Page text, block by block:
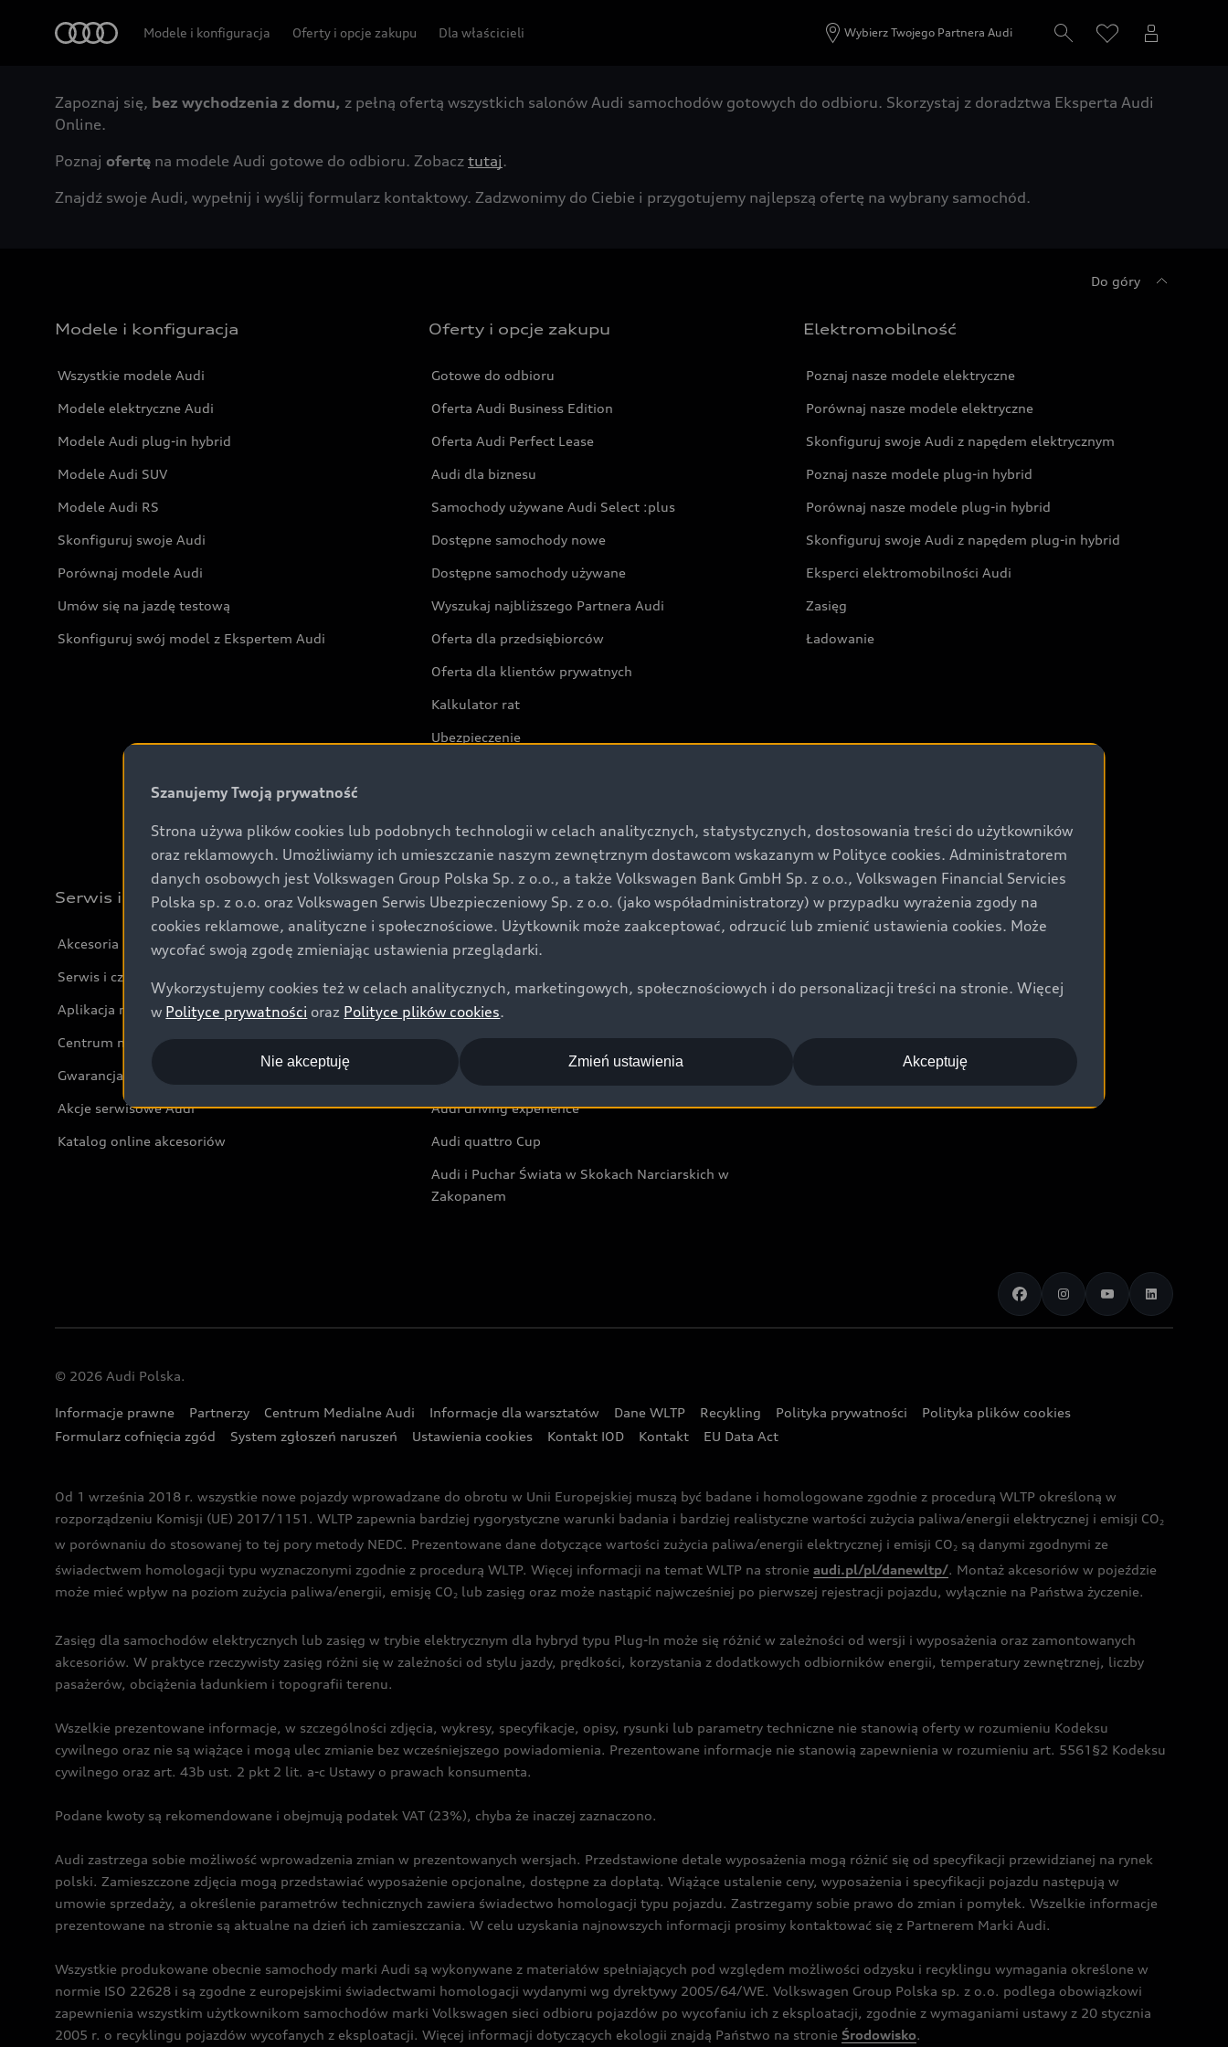
Modele i konfiguracja Oferty i opcje zakupu Dla właścicieli Wybierz Twojego Partnera Audi
Zapoznaj się, bez wychodzenia z domu, z pełną ofertą wszystkich salonów Audi samochodów gotowych do odbioru. Skorzystaj z doradztwa Eksperta Audi
Online.
Poznaj ofertę na modele Audi gotowe do odbioru. Zobacz tutaj.
Znajdź swoje Audi, wypełnij i wyślij formularz kontaktowy. Zadzwonimy do Ciebie i przygotujemy najlepszą ofertę na wybrany samochód.
Do góry
Modele i konfiguracja
Wszystkie modele Audi
Modele elektryczne Audi
Modele Audi plug-in hybrid
Modele Audi SUV
Modele Audi RS
Skonfiguruj swoje Audi
Porównaj modele Audi
Umów się na jazdę testową
Skonfiguruj swój model z Ekspertem Audi
Oferty i opcje zakupu
Gotowe do odbioru
Oferta Audi Business Edition
Oferta Audi Perfect Lease
Audi dla biznesu
Samochody używane Audi Select :plus
Dostępne samochody nowe
Dostępne samochody używane
Wyszukaj najbliższego Partnera Audi
Oferta dla przedsiębiorców
Oferta dla klientów prywatnych
Kalkulator rat
Ubezpieczenie
Audi exclusive
Elektromobilność
Poznaj nasze modele elektryczne
Porównaj nasze modele elektryczne
Skonfiguruj swoje Audi z napędem elektrycznym
Poznaj nasze modele plug-in hybrid
Porównaj nasze modele plug-in hybrid
Skonfiguruj swoje Audi z napędem plug-in hybrid
Eksperci elektromobilności Audi
Zasięg
Ładowanie
Serwis i akcesoria
Akcesoria
Serwis i części
Aplikacja myAudi i usługi cyfrowe
Centrum napraw powypadkowych
Gwarancja
Akcje serwisowe Audi
Katalog online akcesoriów
Świat Audi
Aktualności i historie postępu
Audi Nuvolari
Audi Sport Festiwal
Audi i Muzeum Sztuki Nowoczesnej w Warszawie
Audi driving experience
Audi quattro Cup
Audi i Puchar Świata w Skokach Narciarskich w
Zakopanem
© 2026 Audi Polska.
Informacje prawne Partnerzy Centrum Medialne Audi Informacje dla warsztatów Dane WLTP Recykling Polityka prywatności
Polityka plików cookies
Formularz cofnięcia zgód
System zgłoszeń naruszeń Ustawienia cookies Kontakt IOD Kontakt EU Data Act
Od 1 września 2018 r. wszystkie nowe pojazdy wprowadzane do obrotu w Unii Europejskiej muszą być badane i homologowane zgodnie z procedurą WLTP określoną w
rozporządzeniu Komisji (UE) 2017/1151. WLTP zapewnia bardziej rygorystyczne warunki badania i bardziej realistyczne wartości zużycia paliwa/energii elektrycznej i emisji CO2
w porównaniu do stosowanej to tej pory metody NEDC. Prezentowane dane dotyczące wartości zużycia paliwa/energii elektrycznej i emisji CO2 są danymi zgodnymi ze
świadectwem homologacji typu wyznaczonymi zgodnie z procedurą WLTP. Więcej informacji na temat WLTP na stronie audi.pl/pl/danewltp/. Montaż akcesoriów w pojeździe
może mieć wpływ na poziom zużycia paliwa/energii, emisję CO2 lub zasięg oraz może nastąpić najwcześniej po pierwszej rejestracji pojazdu, wyłącznie na Państwa życzenie.
Zasięg dla samochodów elektrycznych lub zasięg w trybie elektrycznym dla hybryd typu Plug-In może się różnić w zależności od wersji i wyposażenia oraz zamontowanych
akcesoriów. W praktyce rzeczywisty zasięg różni się w zależności od stylu jazdy, prędkości, korzystania z dodatkowych odbiorników energii, temperatury zewnętrznej, liczby
pasażerów, obciążenia ładunkiem i topografii terenu.
Wszelkie prezentowane informacje, w szczególności zdjęcia, wykresy, specyfikacje, opisy, rysunki lub parametry techniczne nie stanowią oferty w rozumieniu Kodeksu
cywilnego oraz nie są wiążące i mogą ulec zmianie bez wcześniejszego powiadomienia. Prezentowane informacje nie stanowią zapewnienia w rozumieniu art. 5561§2 Kodeksu
cywilnego oraz art. 43b ust. 2 pkt 2 lit. a-c Ustawy o prawach konsumenta.
Podane kwoty są rekomendowane i obejmują podatek VAT (23%), chyba że inaczej zaznaczono.
Audi zastrzega sobie możliwość wprowadzenia zmian w prezentowanych wersjach. Przedstawione detale wyposażenia mogą różnić się od specyfikacji przewidzianej na rynek
polski. Zamieszczone zdjęcia mogą przedstawiać wyposażenie opcjonalne, dostępne za dopłatą. Wiążące ustalenie ceny, wyposażenia i specyfikacji pojazdu następują w
umowie sprzedaży, a określenie parametrów technicznych zawiera świadectwo homologacji typu pojazdu. Zastrzegamy sobie prawo do zmian i pomyłek. Wszelkie informacje
prezentowane na stronie są aktualne na dzień ich zamieszczania. W celu uzyskania najnowszych informacji prosimy kontaktować się z Partnerem Marki Audi.
Wszystkie produkowane obecnie samochody marki Audi są wykonywane z materiałów spełniających pod względem możliwości odzysku i recyklingu wymagania określone w
normie ISO 22628 i są zgodne z europejskimi świadectwami homologacji wydanymi wg dyrektywy 2005/64/WE. Volkswagen Group Polska sp. z o.o. podlega obowiązkowi
zapewnienia wszystkim użytkownikom samochodów marki Volkswagen sieci odbioru pojazdów po wycofaniu ich z eksploatacji, zgodnie z wymaganiami ustawy z 20 stycznia
2005 r. o recyklingu pojazdów wycofanych z eksploatacji. Więcej informacji dotyczących ekologii znajdą Państwo na stronie Środowisko.
Szanujemy Twoją prywatność
Strona używa plików cookies lub podobnych technologii w celach analitycznych, statystycznych, dostosowania treści do użytkowników
oraz reklamowych. Umożliwiamy ich umieszczanie naszym zewnętrznym dostawcom wskazanym w Polityce cookies. Administratorem
danych osobowych jest Volkswagen Group Polska Sp. z o.o., a także Volkswagen Bank GmbH Sp. z o.o., Volkswagen Financial Servicies
Polska sp. z o.o. oraz Volkswagen Serwis Ubezpieczeniowy Sp. z o.o. (jako współadministratorzy) w przypadku wyrażenia zgody na
cookies reklamowe, analityczne i społecznościowe. Użytkownik może zaakceptować, odrzucić lub zmienić ustawienia cookies. Może
wycofać swoją zgodę zmieniając ustawienia przeglądarki.
Wykorzystujemy cookies też w celach analitycznych, marketingowych, społecznościowych i do personalizacji treści na stronie. Więcej
w Polityce prywatności oraz Polityce plików cookies.
Akceptuję
Nie akceptuję Zmień ustawienia